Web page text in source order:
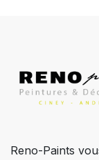
Reno-Paints